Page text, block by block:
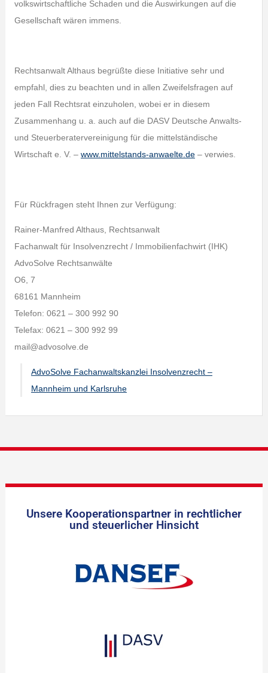
volkswirtschaftliche Schaden und die Auswirkungen auf die
Gesellschaft wären immens.
Rechtsanwalt Althaus begrüßte diese Initiative sehr und
empfahl, dies zu beachten und in allen Zweifelsfragen auf
jeden Fall Rechtsrat einzuholen, wobei er in diesem
Zusammenhang u. a. auch auf die DASV Deutsche Anwalts-
und Steuerberatervereinigung für die mittelständische
Wirtschaft e. V. – www.mittelstands-anwaelte.de– verwies.
Für Rückfragen steht Ihnen zur Verfügung:
Rainer-Manfred Althaus, Rechtsanwalt
Fachanwalt für Insolvenzrecht / Immobilienfachwirt (IHK)
AdvoSolve Rechtsanwälte
O6, 7
68161 Mannheim
Telefon: 0621 – 300 992 90
Telefax: 0621 – 300 992 99
mail@advosolve.de
AdvoSolve Fachanwaltskanzlei Insolvenzrecht –
Mannheim und Karlsruhe
Unsere Kooperationspartner in rechtlicher
und steuerlicher Hinsicht